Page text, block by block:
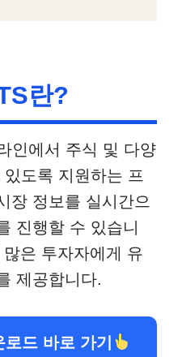
란?
인에서 주식 및 다양
도록 지원하는 프
장 정보를 실시간으
진행할 수 있습니
은 투자자에게 유
제공합니다.
드 바로 가기